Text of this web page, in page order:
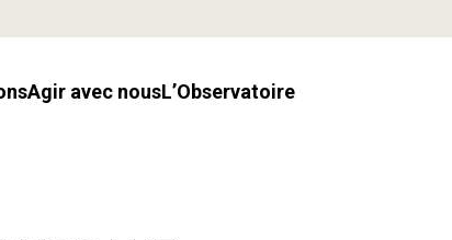
Agir avec nous l’Observatoire